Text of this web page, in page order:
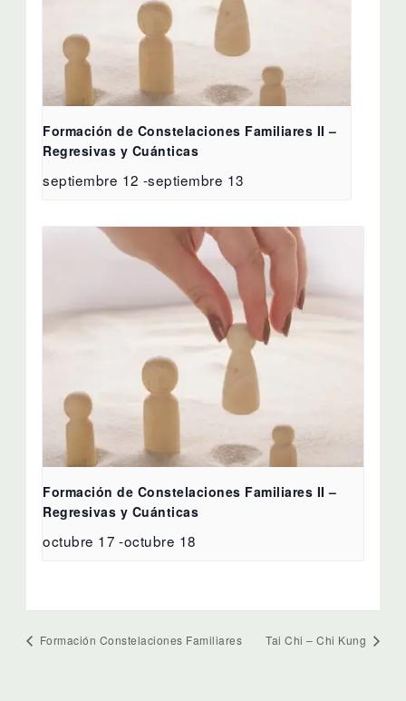
Formación de Constelaciones Familiares II –
Regresivas y Cuánticas
septiembre 12 -septiembre 13
Formación de Constelaciones Familiares II –
Regresivas y Cuánticas
octubre 17 -octubre 18
Formación Constelaciones Familiares Tai Chi – Chi Kung